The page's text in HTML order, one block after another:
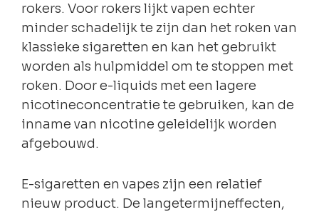
rokers. Voor rokers lijkt vapen echter
minder schadelijk te zijn dan het roken van
klassieke sigaretten en kan het gebruikt
worden als hulpmiddel om te stoppen met
roken. Door e-liquids met een lagere
nicotineconcentratie te gebruiken, kan de
inname van nicotine geleidelijk worden
afgebouwd.
E-sigaretten en vapes zijn een relatief
nieuw product. De langetermijneffecten,